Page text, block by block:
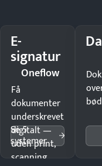
E-
signatur
Oneflow
Få
dokumenter
underskrevet
digitalt —
uden print,
scanning
Se 5
systemer